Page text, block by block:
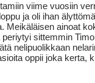
viime vuosiin
ja oli ihan
Meikäläisen ainoat
sittemmin
nelipuolikkaan
oppii joka kerta,